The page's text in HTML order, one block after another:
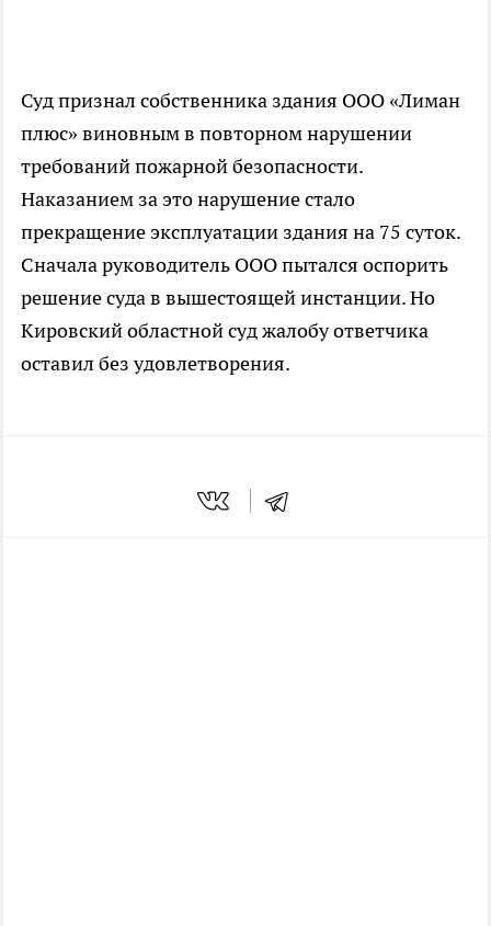
Суд признал собственника здания ООО «Лиман
плюс» виновным в повторном нарушении
требований пожарной безопасности.
Наказанием за это нарушение стало
прекращение эксплуатации здания на 75 суток.
Сначала руководитель ООО пытался оспорить
решение суда в вышестоящей инстанции. Но
Кировский областной суд жалобу ответчика
оставил без удовлетворения.